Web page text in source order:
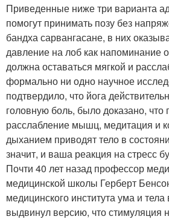
Приведенные ниже три варианта
помогут принимать позу без
бандха сарвангасане, в них
давление на лоб как напоминание
должна оставаться мягкой и
формально ни одно научное
подтвердило, что йога
головную боль, было доказано, что
расслабление мышц, медитация и
дыханием приводят тело в
значит, и ваша реакция на стресс
Почти 40 лет назад профессор
медицинской школы Герберт
медицинского института ума и тела
выдвинул версию, что стимуляция